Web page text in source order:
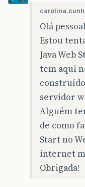
Olá
Estou
Java Web
tem aqui
servidor
Alguém
de como
Start no
internet
Obrigada!